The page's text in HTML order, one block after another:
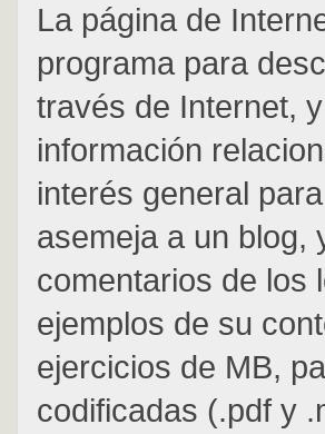
La página de
programa para
través de Internet,
información
interés general
asemeja a un blog,
comentarios de los
ejemplos de su
ejercicios de MB,
codificadas (.pdf y